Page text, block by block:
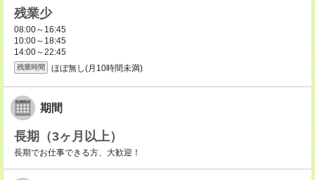
残業少
08:00～16:45
10:00～18:45
14:00～22:45
残業時間 ほぼ無し(月10時間未満)
期間
長期（3ヶ月以上）
長期でお仕事できる方、大歓迎！